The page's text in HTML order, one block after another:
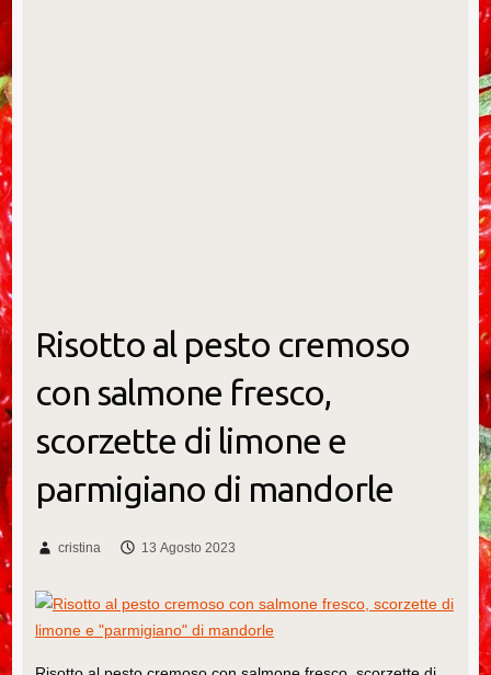
Risotto al pesto cremoso
con salmone fresco,
scorzette di limone e
parmigiano di mandorle
cristina 13 Agosto 2023